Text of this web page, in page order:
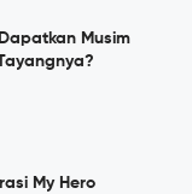
Musim
My Hero